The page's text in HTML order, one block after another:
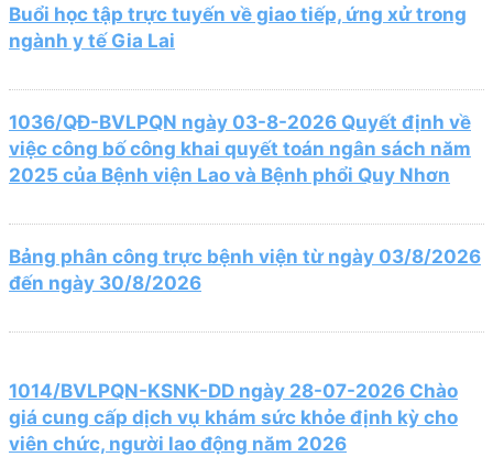
Buổi học tập trực tuyến về giao tiếp, ứng xử trong
ngành y tế Gia Lai
1036/QĐ-BVLPQN ngày 03-8-2026 Quyết định về
việc công bố công khai quyết toán ngân sách năm
2025 của Bệnh viện Lao và Bệnh phổi Quy Nhơn
Bảng phân công trực bệnh viện từ ngày 03/8/2026
đến ngày 30/8/2026
1014/BVLPQN-KSNK-DD ngày 28-07-2026 Chào
giá cung cấp dịch vụ khám sức khỏe định kỳ cho
viên chức, người lao động năm 2026